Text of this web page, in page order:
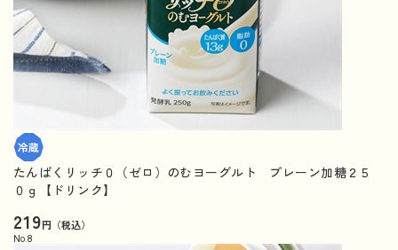
たんぱくリッチ０（ゼロ）のむヨーグルト プレーン加糖２５
０ｇ【ドリンク】
219円（税込）
No. 8